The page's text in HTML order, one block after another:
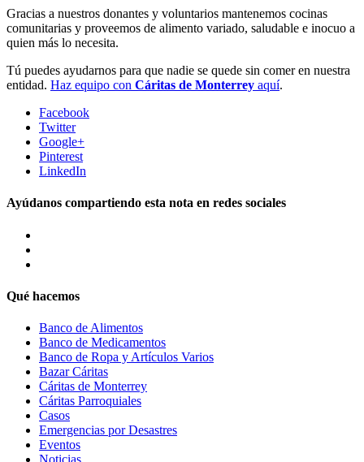
Gracias a nuestros donantes y voluntarios mantenemos cocinas
comunitarias y proveemos de alimento variado, saludable e inocuo a
quien más lo necesita.
Tú puedes ayudarnos para que nadie se quede sin comer en nuestra
entidad. Haz equipo con Cáritas de Monterrey aquí.
Facebook
Twitter
Google+
Pinterest
LinkedIn
Ayúdanos compartiendo esta nota en redes sociales
Qué hacemos
Banco de Alimentos
Banco de Medicamentos
Banco de Ropa y Artículos Varios
Bazar Cáritas
Cáritas de Monterrey
Cáritas Parroquiales
Casos
Emergencias por Desastres
Eventos